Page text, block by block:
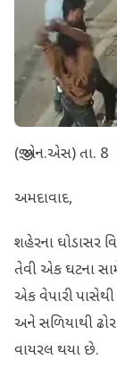
(જી.એન.એસ) તા. 8
અમદાવાદ,
શહેરના ઘોડાસર
તેવી એક ઘટના
એક વેપારી
અને સળિયાથી ઢોર
વાયરલ થયા છે.